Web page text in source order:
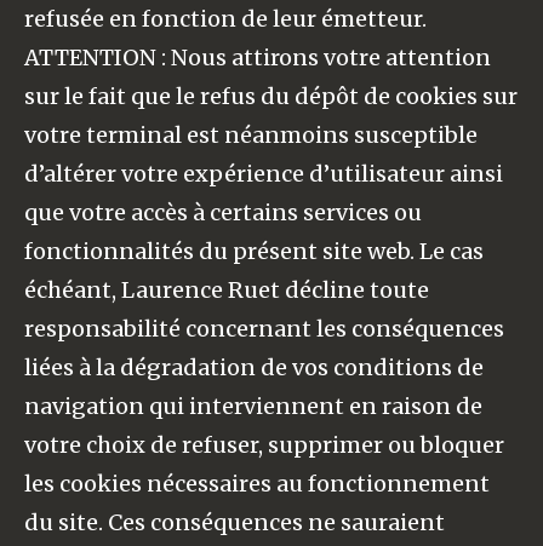
refusée en fonction de leur émetteur.
ATTENTION : Nous attirons votre attention
sur le fait que le refus du dépôt de cookies sur
votre terminal est néanmoins susceptible
d’altérer votre expérience d’utilisateur ainsi
que votre accès à certains services ou
fonctionnalités du présent site web. Le cas
échéant, Laurence Ruet décline toute
responsabilité concernant les conséquences
liées à la dégradation de vos conditions de
navigation qui interviennent en raison de
votre choix de refuser, supprimer ou bloquer
les cookies nécessaires au fonctionnement
du site. Ces conséquences ne sauraient